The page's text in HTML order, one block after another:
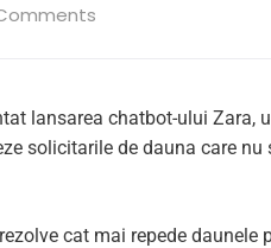
lansarea chatbot-ului Zara,
solicitarile de dauna care nu
cat mai repede daunele